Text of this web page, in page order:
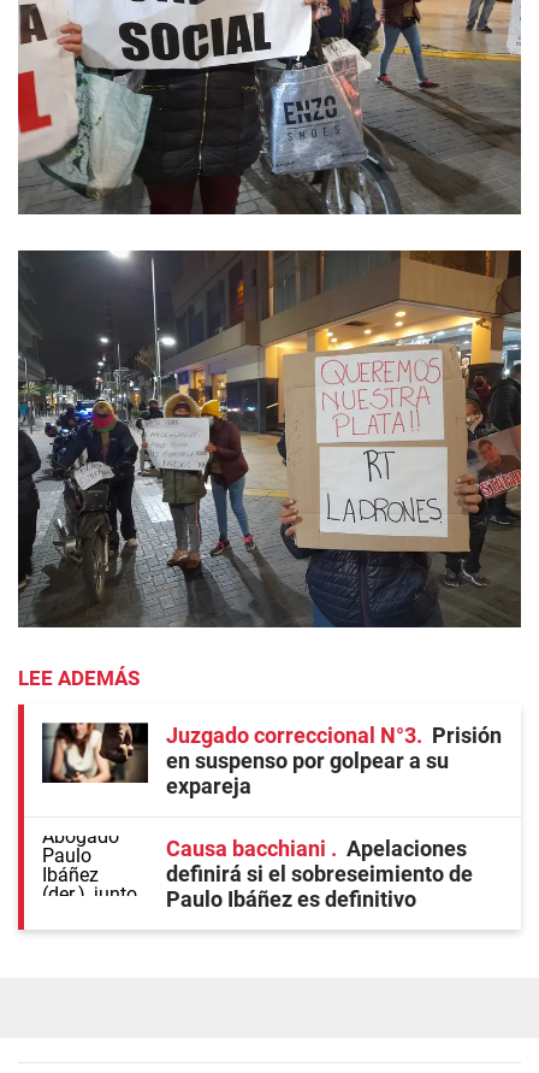
LEE ADEMÁS
Juzgado correccional N°3
Prisión
en suspenso por golpear a su
expareja
Causa bacchiani
Apelaciones
definirá si el sobreseimiento de
Paulo Ibáñez es definitivo